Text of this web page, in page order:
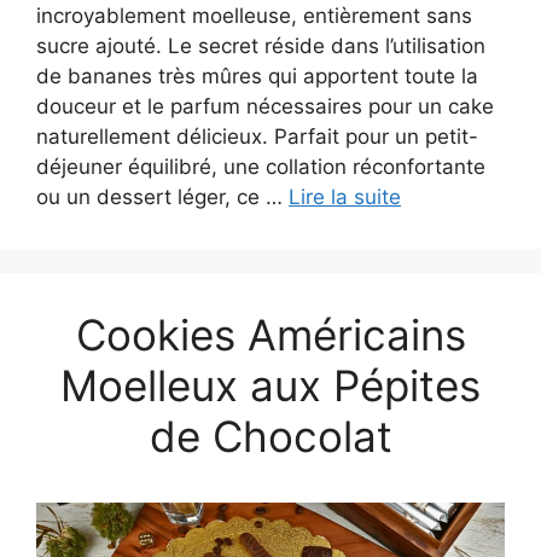
incroyablement moelleuse, entièrement sans
sucre ajouté. Le secret réside dans l’utilisation
de bananes très mûres qui apportent toute la
douceur et le parfum nécessaires pour un cake
naturellement délicieux. Parfait pour un petit-
déjeuner équilibré, une collation réconfortante
ou un dessert léger, ce … Lire la suite
Cookies Américains
Moelleux aux Pépites
de Chocolat